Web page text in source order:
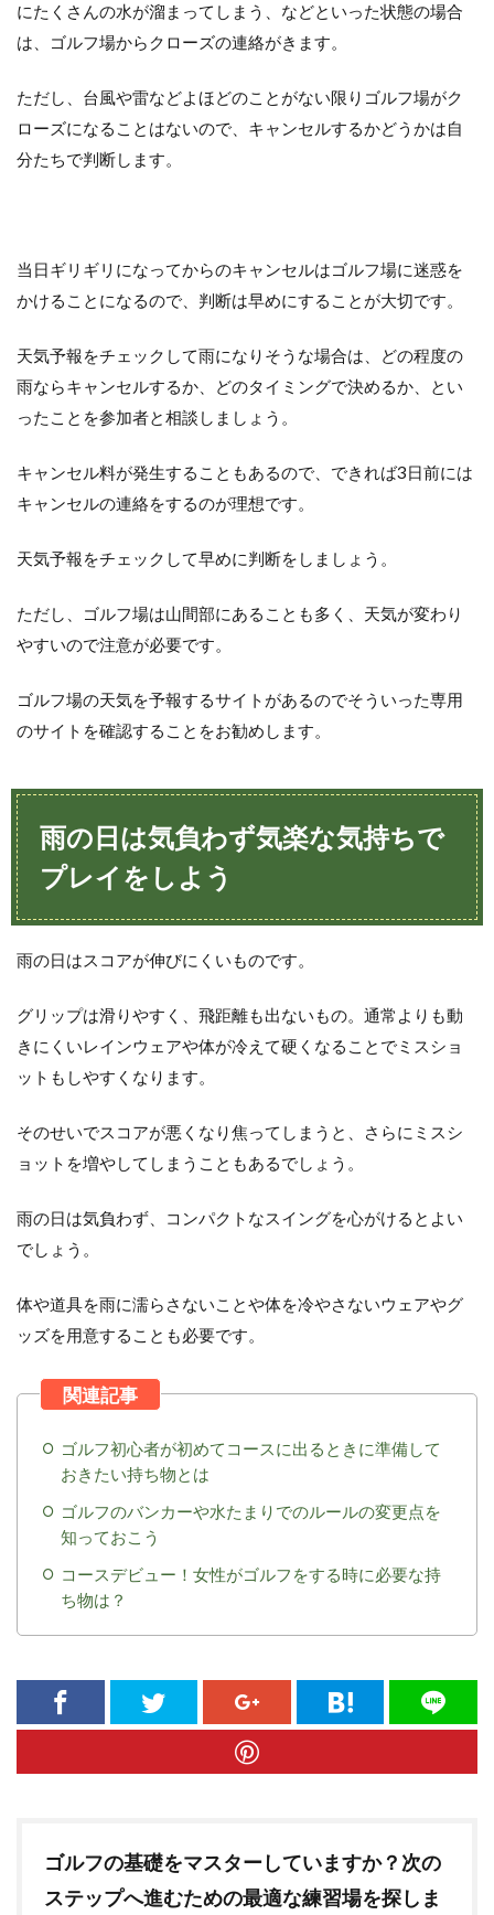
にたくさんの水が溜まってしまう、などといった状態の場合
は、ゴルフ場からクローズの連絡がきます。
ただし、台風や雷などよほどのことがない限りゴルフ場がク
ローズになることはないので、キャンセルするかどうかは自
分たちで判断します。
当日ギリギリになってからのキャンセルはゴルフ場に迷惑を
かけることになるので、判断は早めにすることが大切です。
天気予報をチェックして雨になりそうな場合は、どの程度の
雨ならキャンセルするか、どのタイミングで決めるか、とい
ったことを参加者と相談しましょう。
キャンセル料が発生することもあるので、できれば3日前には
キャンセルの連絡をするのが理想です。
天気予報をチェックして早めに判断をしましょう。
ただし、ゴルフ場は山間部にあることも多く、天気が変わり
やすいので注意が必要です。
ゴルフ場の天気を予報するサイトがあるのでそういった専用
のサイトを確認することをお勧めします。
雨の日は気負わず気楽な気持ちで
プレイをしよう
雨の日はスコアが伸びにくいものです。
グリップは滑りやすく、飛距離も出ないもの。通常よりも動
きにくいレインウェアや体が冷えて硬くなることでミスショ
ットもしやすくなります。
そのせいでスコアが悪くなり焦ってしまうと、さらにミスシ
ョットを増やしてしまうこともあるでしょう。
雨の日は気負わず、コンパクトなスイングを心がけるとよい
でしょう。
体や道具を雨に濡らさないことや体を冷やさないウェアやグ
ッズを用意することも必要です。
ゴルフ初心者が初めてコースに出るときに準備して
おきたい持ち物とは
ゴルフのバンカーや水たまりでのルールの変更点を
知っておこう
コースデビュー！女性がゴルフをする時に必要な持
ち物は？
ゴルフの基礎をマスターしていますか？次の
ステップへ進むための最適な練習場を探しま